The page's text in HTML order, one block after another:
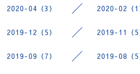
2020-04（3） 2020-02（1
2019-12（5） 2019-11（5
2019-09（7） 2019-08（5